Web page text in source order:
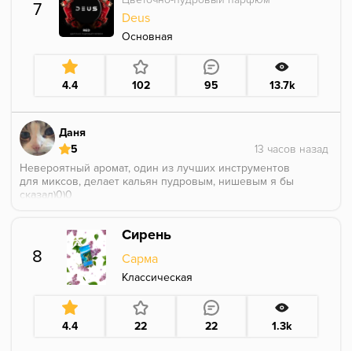
7 Deus
Основная
4.4 102 95 13.7k
Даня
5
Невероятный аромат, один из лучших инструментов
для миксов, делает кальян пудровым, нишевым я бы
сказал)0)0
соло с кейминтом или же дополнять ваши чаши
пудровым бархатным ощущением
8
Сирень
Сарма
Классическая
4.4 22 22 1.3k